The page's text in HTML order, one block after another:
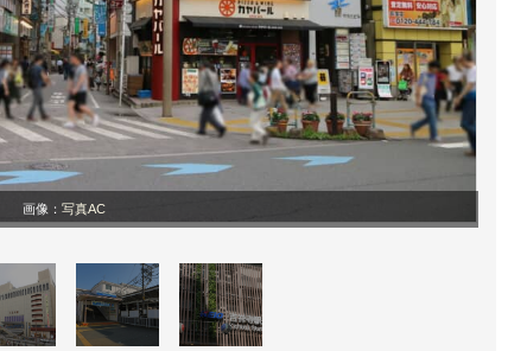
画像： 写真AC